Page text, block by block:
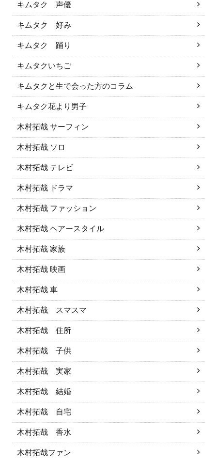
キムタク 声優
キムタク 好み
キムタク 踊り
キムタクいちご
キムタクと生で会った方のコラム
キムタク花より男子
木村拓哉 サーフィン
木村拓哉 ソロ
木村拓哉 テレビ
木村拓哉 ドラマ
木村拓哉 ファッション
木村拓哉 ヘアースタイル
木村拓哉 家族
木村拓哉 映画
木村拓哉 車
木村拓哉 スマスマ
木村拓哉 住所
木村拓哉 子供
木村拓哉 実家
木村拓哉 結婚
木村拓哉 自宅
木村拓哉 香水
木村拓哉ファン